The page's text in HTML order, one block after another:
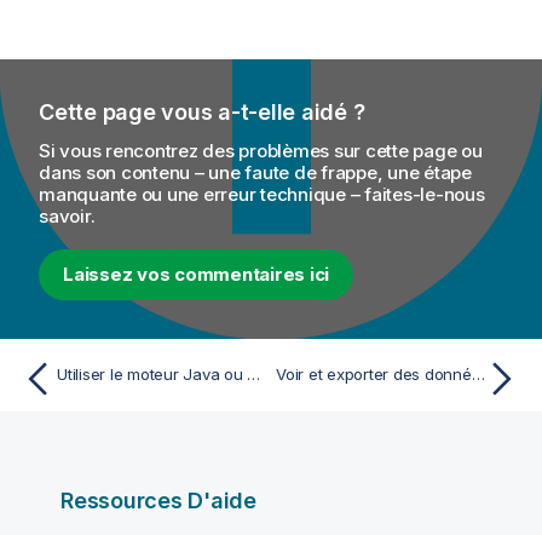
Cette page vous a-t-elle aidé ?
Si vous rencontrez des problèmes sur cette page ou
dans son contenu – une faute de frappe, une étape
manquante ou une erreur technique – faites-le-nous
savoir.
Laissez vos commentaires ici
Utiliser le moteur Java ou SQL Voir et exporter des données analysées
Ressources D'aide